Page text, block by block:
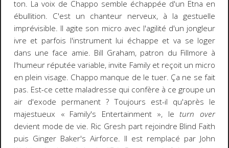
ton. La voix de Chappo semble échappée d'un Etna en
ébullition. C'est un chanteur nerveux, à la gestuelle
imprévisible. Il agite son micro avec l'agilité d'un jongleur
ivre et parfois l'instrument lui échappe et va se loger
dans une face amie. Bill Graham, patron du Fillmore à
l'humeur réputée variable, invite Family et reçoit un micro
en plein visage. Chappo manque de le tuer. Ça ne se fait
pas. Est-ce cette maladresse qui confère à ce groupe un
air d'exode permanent ? Toujours est-il qu'après le
majestueux « Family's Entertainment », leturn over
devient mode de vie. Ric Gresh part rejoindre Blind Faith
puis Ginger Baker's Airforce. Il est remplacé par John